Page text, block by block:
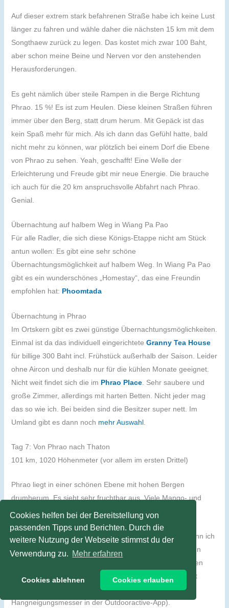
Cookies helfen bei der Bereitstellung von
passenden Tipps und Berichten. Durch die
weitere Nutzung der Webseite stimmst du der
Verwendung zu. Mehr erfahren
Cookies ablehnen Cookies erlauben
Auf dieser extrem stark befahrenen Straße habe ich keine Lust
länger zu fahren und wähle daher die nächsten 15 km mit dem
Songthaew zurück zu legen. Das kostet mich zwar 100 Baht,
aber schon meine Beine und Nerven vor den anstehenden
Herausforderungen.
Es geht nämlich über steile Rampen in die Berge Richtung
Phrao. 15 %! Es ist zum Heulen. Diese kleinen Straßen führen
immer über den Berg, statt drum herum. Mit Gepäck ist das
kein Spaß mehr für mich. Als ich dann das Gefühl hatte, bald
nicht mehr zu können, war plötzlich bei einem Dorf die Ebene
von Phrao zu sehen. Yeah, geschafft! Eine Welle der
Erleichterung und Freude gibt mir neue Energie. Die brauche
ich auch für die 20 km anspruchsvolle Abfahrt nach Phrao.
Genial.
Übernachtung auf halbem Weg in Wiang Pa Pao
Für alle Radler, die sich diese Königs-Etappe nicht am Stück
antun wollen: Es gibt eine sehr schöne
Übernachtungsmöglichkeit auf halbem Weg. In Wiang Pa Pao
gibt es ein wunderschönes „Homestay“, das eine Freundin
empfohlen hat: Phoomtada
Übernachtung in Phrao
Im Ortskern gibt es zwei günstige Übernachtungsmöglichkeiten.
Einmal ist da das individuell eingerichtete Granny Tea House
für billige 300 Baht incl. Frühstück außerhalb der Saison. Leider
ohne Aircon und deshalb nur für die kühlen Monate geeignet.
Nicht weit findet sich die im Phrao Place. Sehr saubere und
große Zimmer, allerdings mit harten Betten. Nicht jeder mag
das so wie ich. Bei beiden sind die Besitzer super nett. Im
Umland gibt es dann noch mehr Auswahl.
Tag 7: Von Phrao nach Thaton
101 km, 1020 Höhenmeter (vor allem im ersten Drittel)
Phrao liegt in einer schönen Ebene mit hohen Bergen
drumherum. Es sieht sehr fruchtbar aus. Viele Mango- und
Litschi-Plantagen säumen die Straßen.
Dann plötzlich ein Warnschild: „Gefahr“ und „Achtung“ kann ich
lesen. Kurze Zeit später weiß ich, wovor gewarnt wurde. In
einer 20%-Rampe mit Kurven und schlechtem Belag haben
sogar Autofahrer Schwierigkeiten. Für mich wird da selbst
schieben anstrengend. (Übrigens messe ich mit einem
Hangneigungsmesser in der Outdooractive-App).